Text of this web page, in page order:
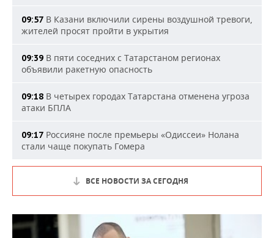
09:57 В Казани включили сирены воздушной тревоги,
жителей просят пройти в укрытия
09:39 В пяти соседних с Татарстаном регионах
объявили ракетную опасность
09:18 В четырех городах Татарстана отменена угроза
атаки БПЛА
09:17 Россияне после премьеры «Одиссеи» Нолана
стали чаще покупать Гомера
ВСЕ НОВОСТИ ЗА СЕГОДНЯ